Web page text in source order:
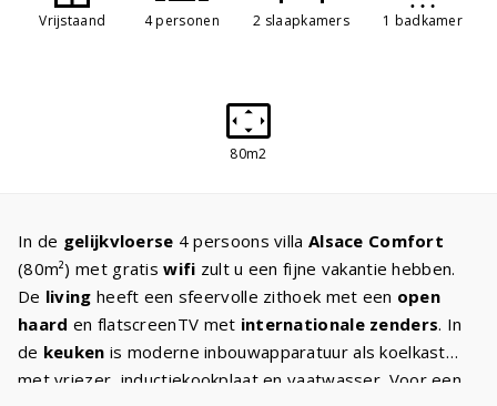
Vrijstaand 4 personen 2 slaapkamers 1 badkamer
80m2
In de gelijkvloerse 4 persoons villa Alsace Comfort
(80m²) met gratiswifi zult u een fijne vakantie hebben.
De living heeft een sfeervolle zithoek met een open
haard en flatscreenTV met internationale zenders. In
de keuken is moderne inbouwapparatuur als koelkast
met vriezer, inductiekookplaat en vaatwasser. Voor een